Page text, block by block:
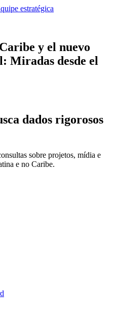
estratégica
y el nuevo
Miradas desde el
dados rigorosos
sobre projetos, mídia e
e no Caribe.